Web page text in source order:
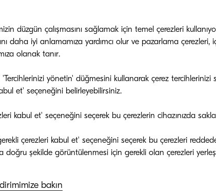
düzgün çalışmasını sağlamak için temel çerezleri
daha iyi anlamamıza yardımcı olur ve pazarlama
olanak tanır.
'Tercihlerinizi yönetin' düğmesini kullanarak çerez
et' seçeneğini belirleyebilirsiniz.
kabul et' seçeneğini seçerek bu çerezlerin cihazınızda
çerezleri kabul et' seçeneğini seçerek bu çerezleri
bakın